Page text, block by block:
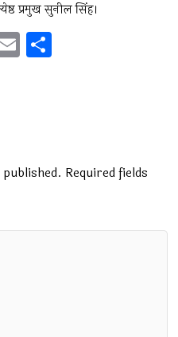
प्रमुख सुनील सिंह।
E
m
Required fields